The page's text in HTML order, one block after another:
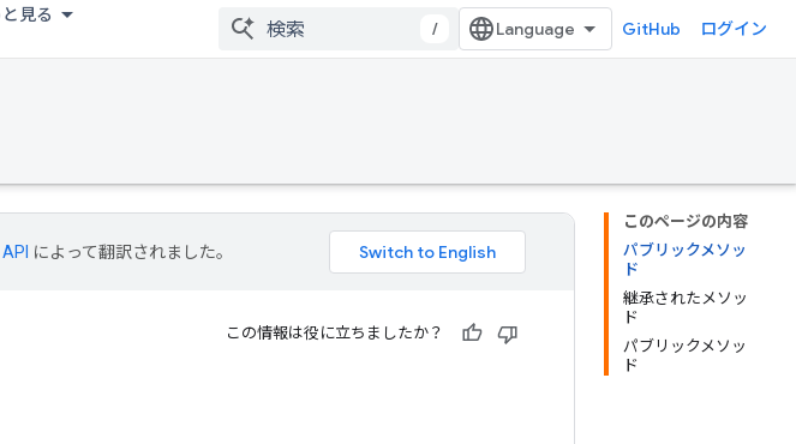
見る
/ GitHub ログイン
このページの内容
パブリックメソッ
ド
継承されたメソッ
ド
パブリックメソッ
ド
によって翻訳されました。
この情報は役に立ちましたか？